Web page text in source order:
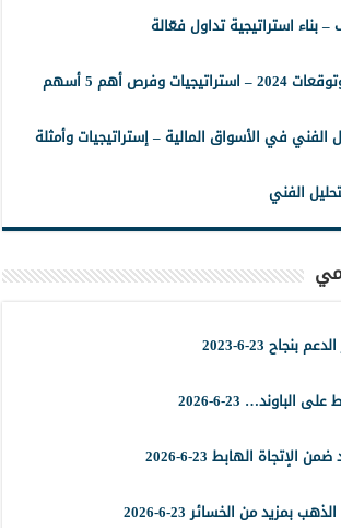
بناء استراتيجية تداول فعّالة
وفرص أهم 5 أسهم
الفني في الأسواق المالية – إستراتيجيات وأمثلة
23-6-2023
23-6-2026
الإتجاة الهابط 23-6-2026
بمزيد من الخسائر 23-6-2026